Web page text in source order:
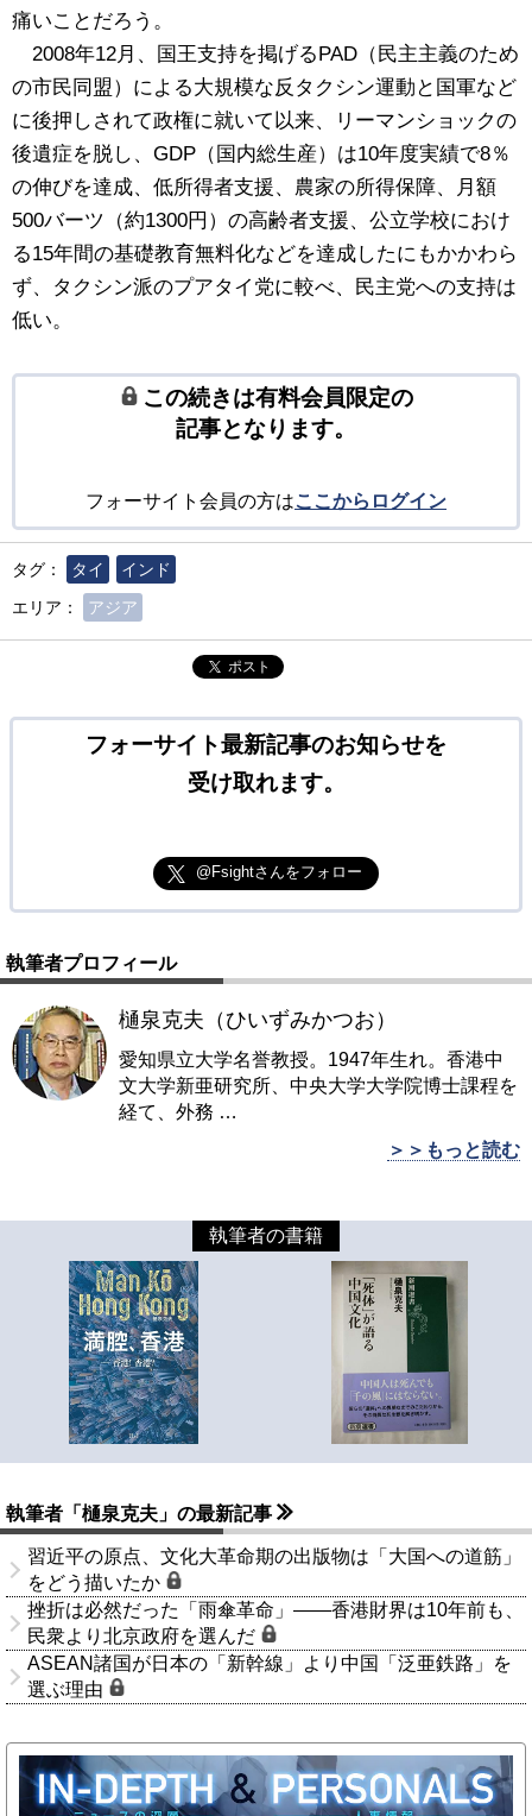
痛いことだろう。
2008年12月、国王支持を掲げるPAD（民主主義のため
の市民同盟）による大規模な反タクシン運動と国軍など
に後押しされて政権に就いて以来、リーマンショックの
後遺症を脱し、GDP（国内総生産）は10年度実績で8％
の伸びを達成、低所得者支援、農家の所得保障、月額
500バーツ（約1300円）の高齢者支援、公立学校におけ
る15年間の基礎教育無料化などを達成したにもかかわら
ず、タクシン派のプアタイ党に較べ、民主党への支持は
低い。
この続きは有料会員限定の
記事となります。
フォーサイト会員の方はここからログイン
タグ： タイ
インド
エリア：
アジア
ポスト
フォーサイト最新記事のお知らせを
受け取れます。
@Fsightさんをフォロー
執筆者プロフィール
樋泉克夫（ひいずみかつお）
愛知県立大学名誉教授。1947年生れ。香港中
文大学新亜研究所、中央大学大学院博士課程を
経て、外務 …
＞＞もっと読む
執筆者の書籍
執筆者「樋泉克夫」の最新記事
習近平の原点、文化大革命期の出版物は「大国への道筋」
をどう描いたか
挫折は必然だった「雨傘革命」――香港財界は10年前も、
民衆より北京政府を選んだ
ASEAN諸国が日本の「新幹線」より中国「泛亜鉄路」を
選ぶ理由